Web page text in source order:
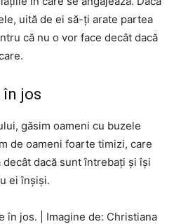
uită de ei să-ți arate partea
că nu o vor face decât dacă
în jos
găsim oameni cu buzele
de oameni foarte timizi, care
dacă sunt întrebați și își
ei înșiși.
în jos.
Imagine de: Christiana